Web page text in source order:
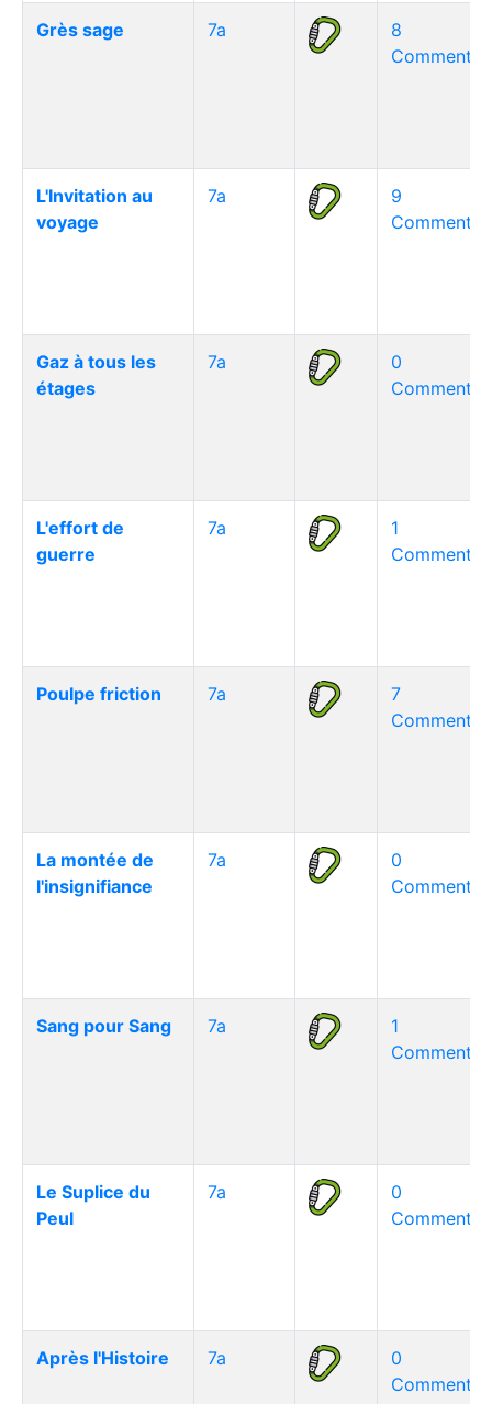
Grès sage 7a
8
L'Invitation au
voyage
7a
9
Gaz à tous les
étages
7a
0
L'effort de
guerre
7a
1
Poulpe friction 7a
7
La montée de
l'insignifiance
7a
0
Sang pour Sang 7a
1
Le Suplice du
Peul
7a
0
Après l'Histoire 7a
0